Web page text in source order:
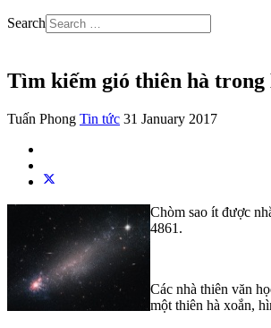
Search
Tìm kiếm gió thiên hà trong
Tuấn Phong Tin tức 31 January 2017
Chòm sao ít được
4861.
Các nhà thiên văn
một thiên hà xoắn,